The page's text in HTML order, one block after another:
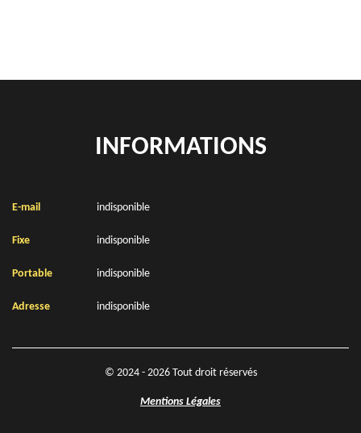
INFORMATIONS
E-mail indisponible
Fixe indisponible
Portable indisponible
Adresse indisponible
© 2024 - 2026 Tout droit réservés
Mentions Légales